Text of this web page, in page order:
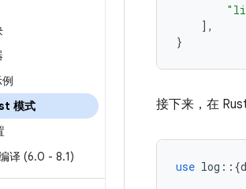
模式
译 (6.0 - 8.1)
],
}
接下来，在
use log ::{